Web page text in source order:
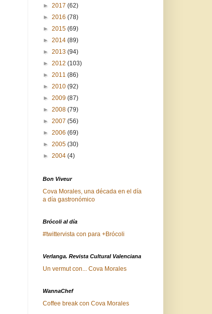
► 2017 (62)
► 2016 (78)
► 2015 (69)
► 2014 (89)
► 2013 (94)
► 2012 (103)
► 2011 (86)
► 2010 (92)
► 2009 (87)
► 2008 (79)
► 2007 (56)
► 2006 (69)
► 2005 (30)
► 2004 (4)
Bon Viveur
Cova Morales, una década en el día
a día gastronómico
Brócoli al día
#twittervista con para +Brócoli
Verlanga. Revista Cultural Valenciana
Un vermut con... Cova Morales
WannaChef
Coffee break con Cova Morales